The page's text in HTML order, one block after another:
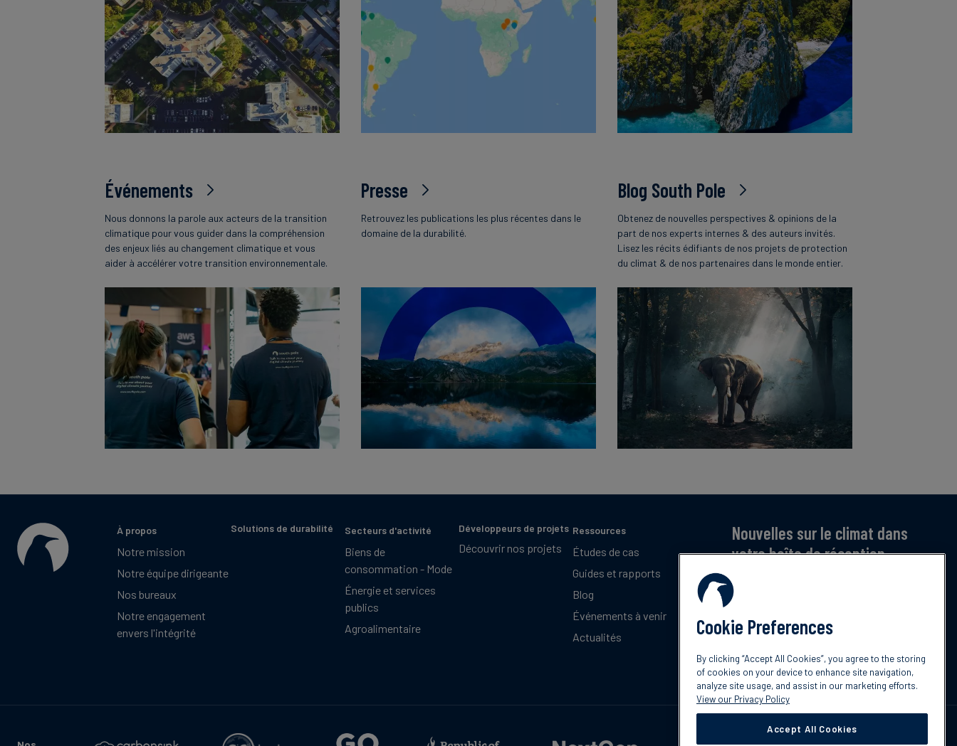
Événements
Nous donnons la parole aux acteurs de la transition
climatique pour vous guider dans la compréhension
des enjeux liés au changement climatique et vous
aider à accélérer votre transition environnementale.
Presse
Retrouvez les publications les plus récentes dans le
domaine de la durabilité.
Blog South Pole
Obtenez de nouvelles perspectives & opinions de la
part de nos experts internes & des auteurs invités.
Lisez les récits édifiants de nos projets de protection
du climat & de nos partenaires dans le monde entier.
日本語
À propos
Notre mission
Notre équipe dirigeante
Nos bureaux
Notre engagement
envers l'intégrité
Solutions de durabilité Secteurs d'activité
Biens de
consommation - Mode
Énergie et services
publics
Agroalimentaire
Développeurs de projets
Découvrir nos projets
Ressources
Études de cas
Guides et rapports
Blog
Événements à venir
Actualités
Nouvelles sur le climat dans
votre boîte de réception
Inscrivez-vous pour recevoir notre bulletin
mensuel gratuit sur les dernières tendances,
Abonnez-vous
Cookie Preferences
By clicking “Accept All Cookies”, you agree to the storing
of cookies on your device to enhance site navigation,
analyze site usage, and assist in our marketing efforts.
View our Privacy Policy
Accept All Cookies